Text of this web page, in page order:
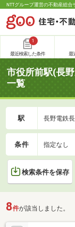
NTTグループ運営の不動産総合
1
最近検索した条件 最
市役所前駅(長
一覧
駅 長野電鉄
条件 指定なし
検索条件を保存
8件が該当しました。